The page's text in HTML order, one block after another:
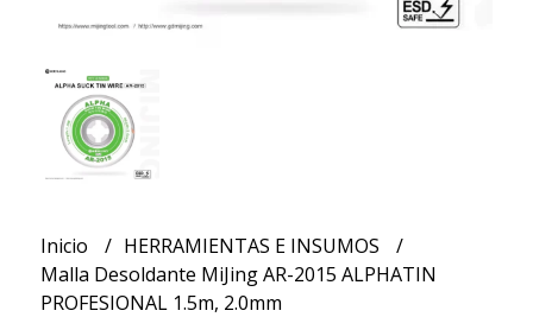
Inicio
HERRAMIENTAS E INSUMOS
Malla Desoldante MiJing AR-2015 ALPHATIN
PROFESIONAL 1.5m, 2.0mm